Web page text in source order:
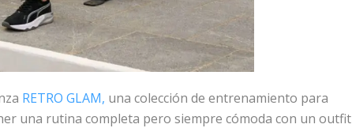
RETRO GLAM, una colección de entrenamiento para
una rutina completa pero siempre cómoda con un outfit